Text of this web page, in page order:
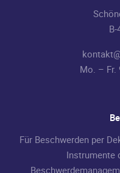
Mo. – Fr.
Für Beschwerden per
Instrumente